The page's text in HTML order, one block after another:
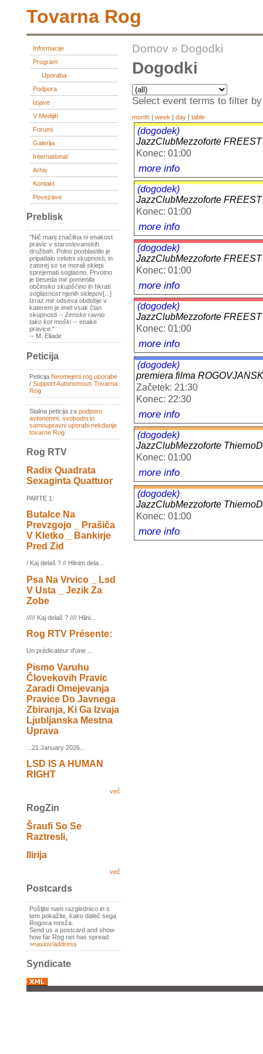
Tovarna Rog
Informacije
Program
Uporaba
Podpora
Izjave
V Medijih
Forumi
Galerija
International
Arhiv
Kontakt
Povezave
Preblisk
"Nič manj značilna ni enakost
pravic v staroslovanskih
družbah. Polno pooblastilo je
pripadalo celotni skupnosti, in
zatorej so se morali sklepi
sprejemati soglasno. Prvotno
je beseda mir pomenila
občinsko skupščino in hkrati
soglasnostnjenih sklepov[...]
Izraz mir odseva obdobje v
katerem je imel vsak član
skupnosti -- ženske ravno
tako kot moški-- enake
pravice."
-- M. Eliade
Peticija
Peticija Neomejeni rog uporabe
/ Support Autonomous Tovarna
Rog
Stalna peticija za podporo
avtonomni, svobodni in
samoupravni uporabi nekdanje
tovarne Rog
Rog RTV
Radix Quadrata
Sexaginta Quattuor
PARTE 1:
Butalce Na
Prevzgojo _ Prašiča
V Kletko _ Bankirje
Pred Zid
/ Kaj delaš ? // Hlinim dela...
Psa Na Vrvico _ Lsd
V Usta _ Jezik Za
Zobe
///// Kaj delaš ? //// Hlini...
Rog RTV Présente:
Un prédicateur d'une ...
Pismo Varuhu
Človekovih Pravic
Zaradi Omejevanja
Pravice Do Javnega
Zbiranja, Ki Ga Izvaja
Ljubljanska Mestna
Uprava
...21 January 2026...
LSD IS A HUMAN
RIGHT
več
RogZin
Šraufi So Se
Raztresli,
Ilirija
več
Postcards
Pošljite nam razglednico in s
tem pokažite, kako daleč sega
Rogova mreža.
Send us a postcard and show
how far Rog net has spread.
>naslov/address
Syndicate
Domov » Dogodki
Dogodki
Select event terms to filter by
month | week | day | table
(dogodek)
JazzClubMezzoforte
Konec: 01:00
more info
(dogodek)
JazzClubMezzoforte
Konec: 01:00
more info
(dogodek)
JazzClubMezzoforte
Konec: 01:00
more info
(dogodek)
JazzClubMezzoforte
Konec: 01:00
more info
(dogodek)
premiera filma
Začetek: 21:30
Konec: 22:30
more info
(dogodek)
JazzClubMezzoforte
Konec: 01:00
more info
(dogodek)
JazzClubMezzoforte
Konec: 01:00
more info